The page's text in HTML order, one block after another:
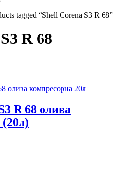
tagged “Shell Corena S3 R 68”
R 68
R 68 олива